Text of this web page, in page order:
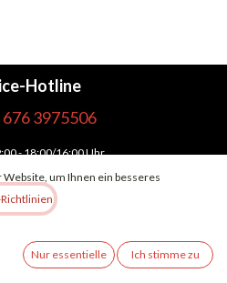
Hotline
676 3975506
- 18:00/16:00 Uhr
- 18:00 Uhr
Kontaktformular
SERVICE
um Ihnen ein besseres
Nur essentielle Ich stimme zu